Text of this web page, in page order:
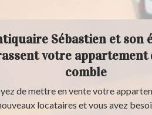
Sébastien et son
votre appartement
comble
de mettre en vente votre
locataires et vous avez